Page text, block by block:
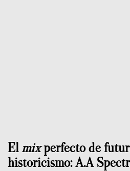
Elmixperfecto de
historicismo: A.A